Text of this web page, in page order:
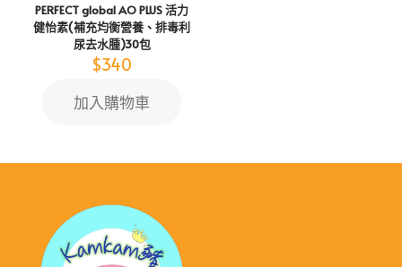
PERFECT global​​ ​​AO PLUS​​ 活力
健怡素(補充均衡營養、排毒利
尿去水腫)30包
$340
加入購物車